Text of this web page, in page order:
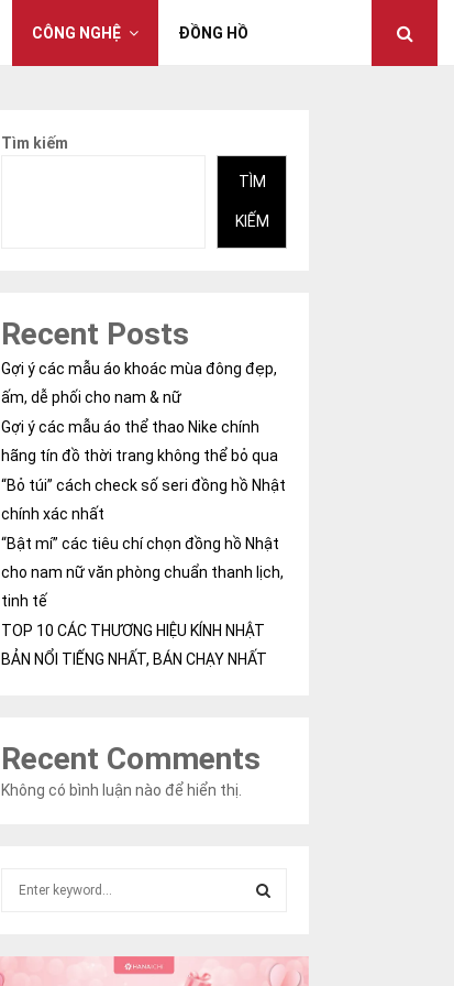
CÔNG NGHỆ ĐỒNG HỒ
Tìm kiếm
TÌM
KIẾM
Recent Posts
Gợi ý các mẫu áo khoác mùa đông đẹp,
ấm, dễ phối cho nam & nữ
Gợi ý các mẫu áo thể thao Nike chính
hãng tín đồ thời trang không thể bỏ qua
“Bỏ túi” cách check số seri đồng hồ Nhật
chính xác nhất
“Bật mí” các tiêu chí chọn đồng hồ Nhật
cho nam nữ văn phòng chuẩn thanh lịch,
tinh tế
TOP 10 CÁC THƯƠNG HIỆU KÍNH NHẬT
BẢN NỔI TIẾNG NHẤT, BÁN CHẠY NHẤT
Recent Comments
Không có bình luận nào để hiển thị.
c